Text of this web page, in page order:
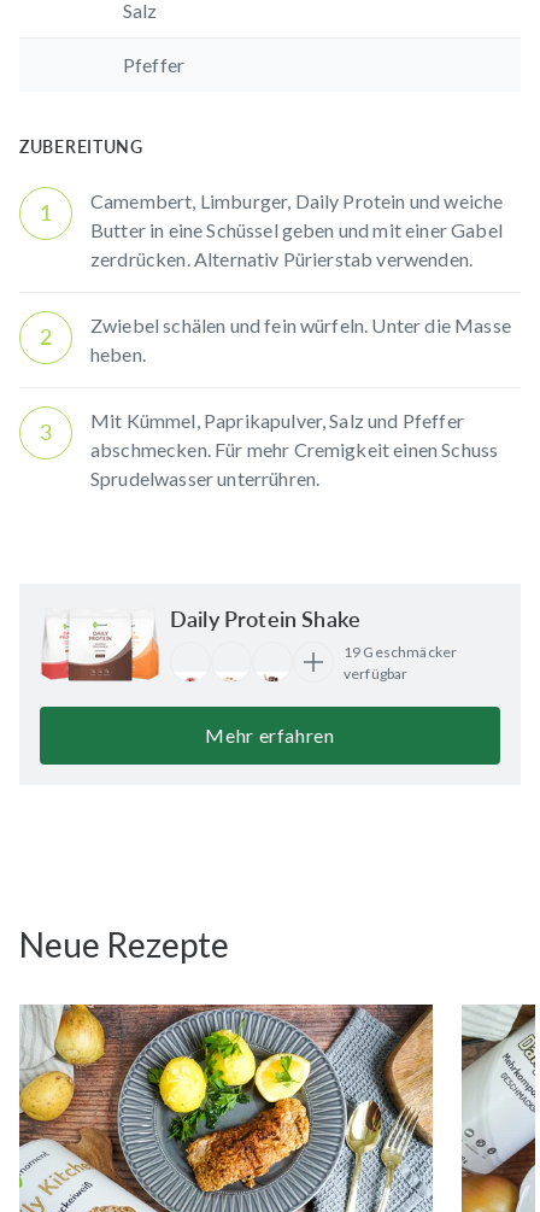
Salz
Pfeffer
ZUBEREITUNG
1 Camembert, Limburger, Daily Protein und weiche
Butter in eine Schüssel geben und mit einer Gabel
zerdrücken. Alternativ Pürierstab verwenden.
2
Zwiebel schälen und fein würfeln. Unter die Masse
heben.
3
Mit Kümmel, Paprikapulver, Salz und Pfeffer
abschmecken. Für mehr Cremigkeit einen Schuss
Sprudelwasser unterrühren.
Daily Protein Shake
19 Geschmäcker
verfügbar
Mehr erfahren
Neue Rezepte